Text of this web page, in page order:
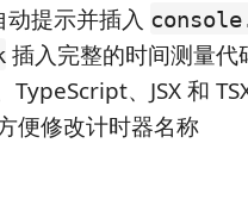
动提示并插入
插入完整的时间测量代
TypeScript、JSX 和
便修改计时器名称